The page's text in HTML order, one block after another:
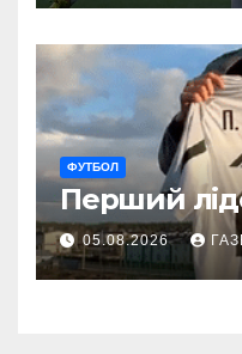
ФУТБОЛ
Перший
05.08.2026